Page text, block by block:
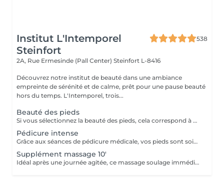
Institut L'Intemporel
Steinfort
538
2A, Rue Ermesinde (Pall Center) Steinfort L-8416
Découvrez notre institut de beauté dans une ambiance
empreinte de sérénité et de calme, prêt pour une pause beauté
hors du temps. L'Intemporel, trois...
Beauté des pieds
Si vous sélectionnez la beauté des pieds, cela correspond à couper et limer les ongles, repousser et couper mes cuticules, râper et masser les pieds. Si vous avez des soucis tels que : cors, ongles incarnés, ongles épaissis, mycoses ou tout autre douleur spécifique merci de sélectionner la pédicure qui est médicale.
Pédicure intense
Grâce aux séances de pédicure médicale, vos pieds sont soignés et traités en profondeur. En termes de soins de soi, les pieds sont souvent la partie du corps oubliée. C'est pourtant l'une de celles qui subit le plus votre quotidien. Ongles incarnés, cors, durillons et autres crevasses, sont des sources d'inconfort qui peuvent aisément être évitées si un soin est apporté assez tôt . Nos séances de pédicure médicale vous permettent une prise en charge complète de vos pieds. Du soin d'entretien au traitement plus profond, vos pieds sont massés, traités et soignés avec toute l'expertise de nos pédicures. Conseillée toutes les 4 semaines.
Supplément massage 10'
Idéal après une journée agitée, ce massage soulage immédiatement vos pieds.